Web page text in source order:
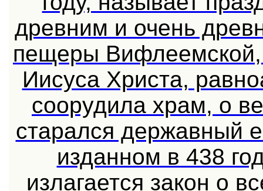
древним и очень
пещеры
Иисуса Христа,
соорудила храм, о
старался державный
изданном в 438
излагается закон о